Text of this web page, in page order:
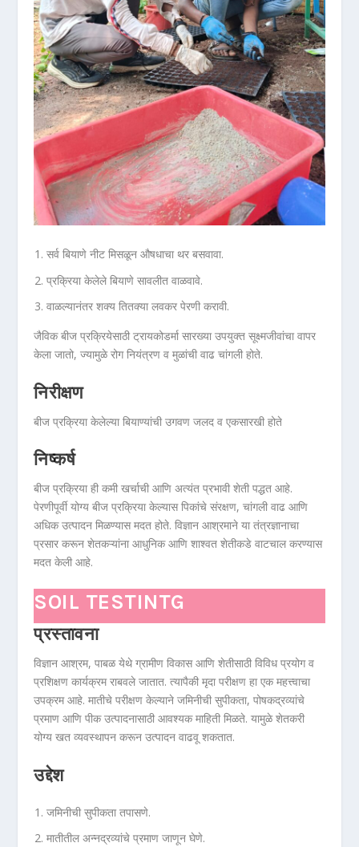
सर्व बियाणे नीट मिसळून औषधाचा थर बसवावा.
प्रक्रिया केलेले बियाणे सावलीत वाळवावे.
वाळल्यानंतर शक्य तितक्या लवकर पेरणी करावी.
जैविक बीज प्रक्रियेसाठी ट्रायकोडर्मा सारख्या उपयुक्त सूक्ष्मजीवांचा वापर
केला जातो, ज्यामुळे रोग नियंत्रण व मुळांची वाढ चांगली होते.
निरीक्षण
बीज प्रक्रिया केलेल्या बियाण्यांची उगवण जलद व एकसारखी होते
निष्कर्ष
बीज प्रक्रिया ही कमी खर्चाची आणि अत्यंत प्रभावी शेती पद्धत आहे.
पेरणीपूर्वी योग्य बीज प्रक्रिया केल्यास पिकांचे संरक्षण, चांगली वाढ आणि
अधिक उत्पादन मिळण्यास मदत होते. विज्ञान आश्रमाने या तंत्रज्ञानाचा
प्रसार करून शेतकऱ्यांना आधुनिक आणि शाश्वत शेतीकडे वाटचाल करण्यास
मदत केली आहे.
SOIL TESTINTG
प्रस्तावना
विज्ञान आश्रम, पाबळ येथे ग्रामीण विकास आणि शेतीसाठी विविध प्रयोग व
प्रशिक्षण कार्यक्रम राबवले जातात. त्यापैकी मृदा परीक्षण हा एक महत्त्वाचा
उपक्रम आहे. मातीचे परीक्षण केल्याने जमिनीची सुपीकता, पोषकद्रव्यांचे
प्रमाण आणि पीक उत्पादनासाठी आवश्यक माहिती मिळते. यामुळे शेतकरी
योग्य खत व्यवस्थापन करून उत्पादन वाढवू शकतात.
उद्देश
जमिनीची सुपीकता तपासणे.
मातीतील अन्नद्रव्यांचे प्रमाण जाणून घेणे.